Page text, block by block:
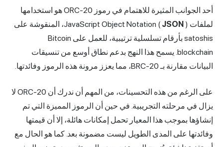
أحد الجوانب المثيرة للاهتمام في رموز ORC-20 هو استخدامها
لملفات JavaScript Object Notation (
JSON
)، المنقوشة على
satoshis بأرقام تسلسلية ترتيبية، للعمل على Bitcoin
blockchain. يسمح هذا النهج بدعم نطاق أوسع من تنسيقات
البيانات مقارنة بـ BRC-20، مما يعزز مرونة هذه الرموز وفائدتها.
على الرغم من هذه التحسينات، من المهم أن ندرك أن ORC-20 لا
يزال في مرحلته التجريبية. في حين أن الرموز المميزة التي تم
إنشاؤها بموجب هذا المعيار تحمل إمكانات هائلة، إلا أن قيمتها
وفائدتها على المدى الطويل ليست مضمونة بعد. كما هو الحال مع